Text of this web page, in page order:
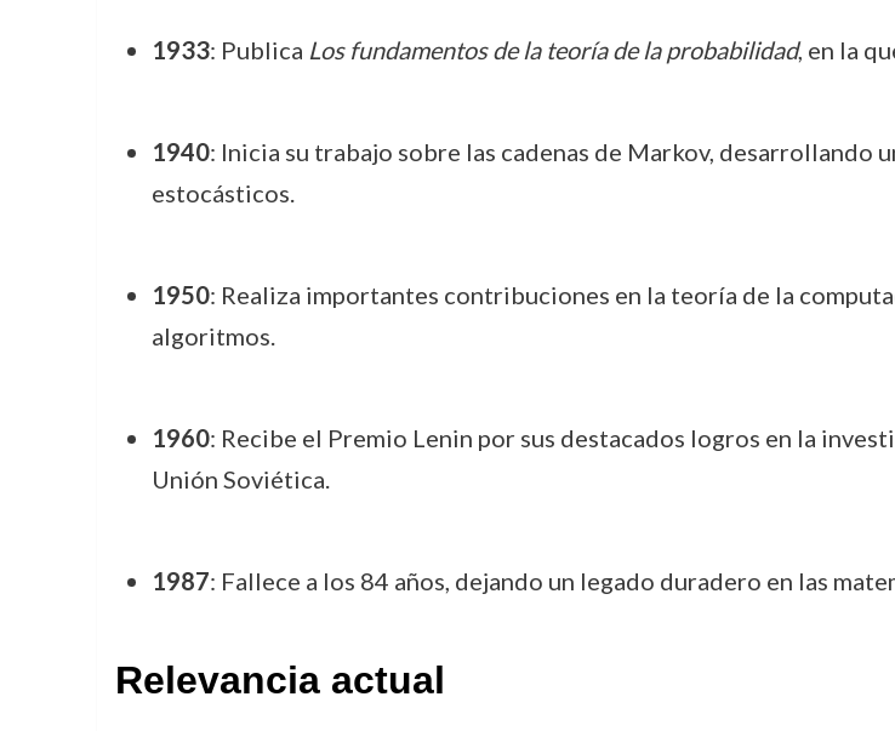
1933: Publica Los fundamentos de la teoría de la probabilidad, en la
1940: Inicia su trabajo sobre las cadenas de Markov, desarrollando
estocásticos.
1950: Realiza importantes contribuciones en la teoría de la
algoritmos.
1960: Recibe el Premio Lenin por sus destacados logros en la
Unión Soviética.
1987: Fallece a los 84 años, dejando un legado duradero en las
Relevancia actual